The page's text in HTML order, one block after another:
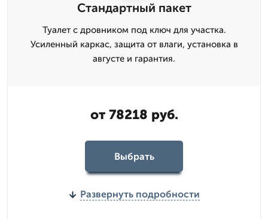
Стандартный пакет
Туалет с дровником под ключ для участка.
Усиленный каркас, защита от влаги, установка в
августе и гарантия.
от 78218 руб.
Выбрать
Развернуть подробности